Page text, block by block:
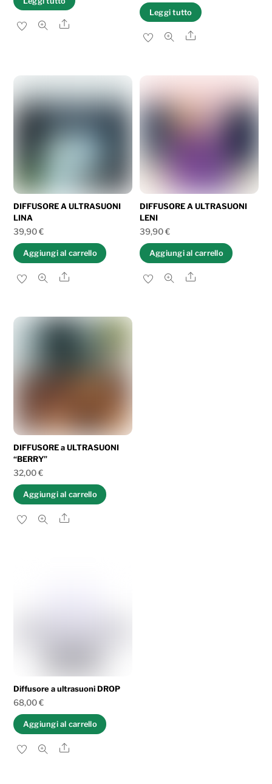
Share
Leggi tutto
Share
DIFFUSORE A ULTRASUONI
LINA
39,90€
Aggiungi al carrello
Share
DIFFUSORE A ULTRASUONI
LENI
39,90€
Aggiungi al carrello
Share
DIFFUSORE a ULTRASUONI
“BERRY”
32,00€
Aggiungi al carrello
Share
Diffusore a ultrasuoni DROP
68,00€
Aggiungi al carrello
Share